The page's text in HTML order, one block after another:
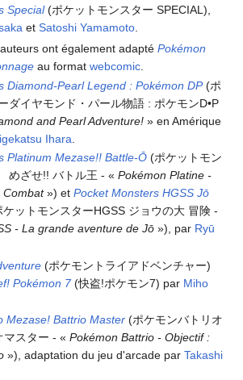
Special(ポケットモンスター SPECIAL),
etSatoshi Yamamoto.
ont également adapté Pokémon
au format webcomic.
Diamond-Pearl Legend : Pokémon DP(ポ
ダイヤモンド・パール物語 : ポケモンD•P
and Pearl Adventure! » en Amérique
Ihara
Platinum Mezase!! Battle-Ō (ポケットモン
めざせ!! バトル王 - « Pokémon Platine -
Combat ») etPocket Monsters HGSS Jō
ケットモンスターHGSS ジョウの大 冒険 -
- La grande aventure de Jō »), par Ryū
(ポケモントライアドベンチャー)
Pokémon 7(快盗!ポケモン7) par Miho
Mezase! Battrio Master (ポケモンバトリオ
マスター - « Pokémon Battrio - Objectif :
»), adaptation du jeu d'arcade parTakashi